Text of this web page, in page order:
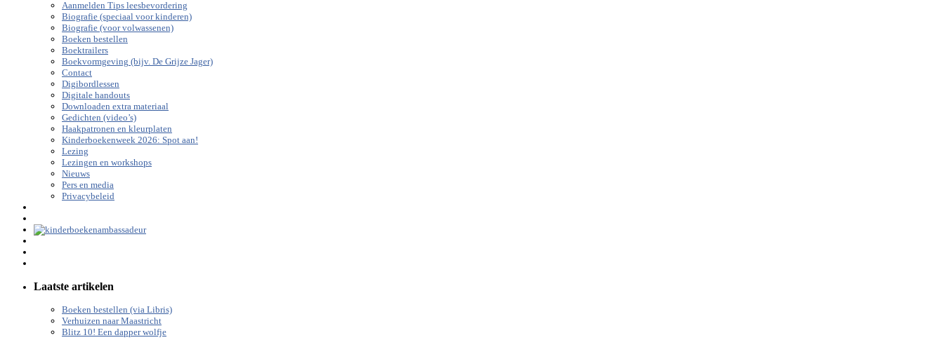
Aanmelden Tips leesbevordering
Biografie (speciaal voor kinderen)
Biografie (voor volwassenen)
Boeken bestellen
Boektrailers
Boekvormgeving (bijv. De Grijze Jager)
Contact
Digibordlessen
Digitale handouts
Downloaden extra materiaal
Gedichten (video’s)
Haakpatronen en kleurplaten
Kinderboekenweek 2026: Spot aan!
Lezing
Lezingen en workshops
Nieuws
Pers en media
Privacybeleid
Laatste artikelen
Boeken bestellen (via Libris)
Verhuizen naar Maastricht
Blitz 10! Een dapper wolfje